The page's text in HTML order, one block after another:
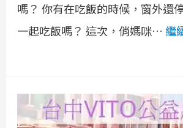
嗎？ 你有在吃飯的時候，窗外還
一起吃飯嗎？ 這次，俏媽咪… 繼